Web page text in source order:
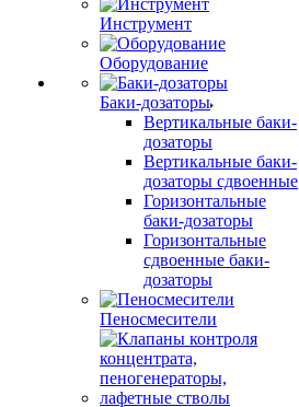
Инструмент
Оборудование
Баки-дозаторы
Вертикальные баки-
дозаторы
Вертикальные баки-
дозаторы сдвоенные
Горизонтальные
баки-дозаторы
Горизонтальные
сдвоенные баки-
дозаторы
Пеносмесители